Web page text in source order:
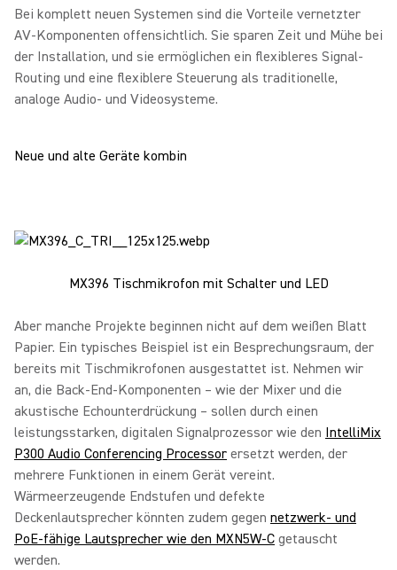
Bei komplett neuen Systemen sind die Vorteile vernetzter
AV-Komponenten offensichtlich. Sie sparen Zeit und Mühe bei
der Installation, und sie ermöglichen ein flexibleres Signal-
Routing und eine flexiblere Steuerung als traditionelle,
analoge Audio- und Videosysteme.
Neue und alte Geräte kombin
MX396 Tischmikrofon mit Schalter und LED
Aber manche Projekte beginnen nicht auf dem weißen Blatt
Papier. Ein typisches Beispiel ist ein Besprechungsraum, der
bereits mit Tischmikrofonen ausgestattet ist. Nehmen wir
an, die Back-End-Komponenten – wie der Mixer und die
akustische Echounterdrückung – sollen durch einen
leistungsstarken, digitalen Signalprozessor wie den IntelliMix
P300 Audio Conferencing Processor ersetzt werden, der
mehrere Funktionen in einem Gerät vereint.
Wärmeerzeugende Endstufen und defekte
Deckenlautsprecher könnten zudem gegen netzwerk- und
PoE-fähige Lautsprecher wie den MXN5W-C getauscht
werden.